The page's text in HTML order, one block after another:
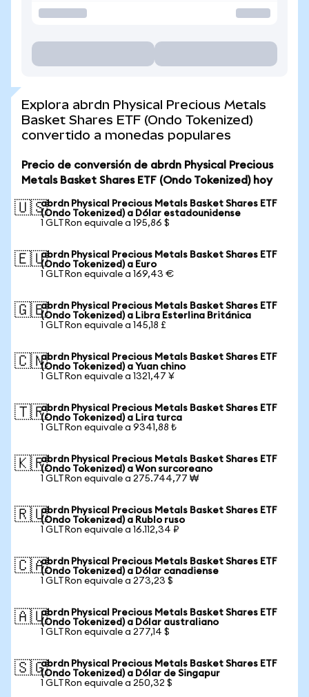
Explora abrdn Physical Precious Metals
Basket Shares ETF (Ondo Tokenized)
convertido a monedas populares
Precio de conversión de abrdn Physical Precious
Metals Basket Shares ETF (Ondo Tokenized) hoy
🇺🇸abrdn Physical Precious Metals Basket Shares ETF
(Ondo Tokenized) a Dólar estadounidense
1 GLTRon equivale a 195,86 $
🇪🇺abrdn Physical Precious Metals Basket Shares ETF
(Ondo Tokenized) a Euro
1 GLTRon equivale a 169,43 €
🇬🇧abrdn Physical Precious Metals Basket Shares ETF
(Ondo Tokenized) a Libra Esterlina Británica
1 GLTRon equivale a 145,18 £
🇨🇳abrdn Physical Precious Metals Basket Shares ETF
(Ondo Tokenized) a Yuan chino
1 GLTRon equivale a 1321,47 ¥
🇹🇷abrdn Physical Precious Metals Basket Shares ETF
(Ondo Tokenized) a Lira turca
1 GLTRon equivale a 9341,88 ₺
🇰🇷abrdn Physical Precious Metals Basket Shares ETF
(Ondo Tokenized) a Won surcoreano
1 GLTRon equivale a 275.744,77 ₩
🇷🇺abrdn Physical Precious Metals Basket Shares ETF
(Ondo Tokenized) a Rublo ruso
1 GLTRon equivale a 16.112,34 ₽
🇨🇦abrdn Physical Precious Metals Basket Shares ETF
(Ondo Tokenized) a Dólar canadiense
1 GLTRon equivale a 273,23 $
🇦🇺abrdn Physical Precious Metals Basket Shares ETF
(Ondo Tokenized) a Dólar australiano
1 GLTRon equivale a 277,14 $
🇸🇬abrdn Physical Precious Metals Basket Shares ETF
(Ondo Tokenized) a Dólar de Singapur
1 GLTRon equivale a 250,32 $